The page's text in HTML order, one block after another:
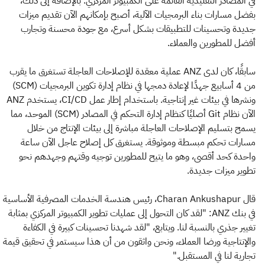
بفضل مسارات بناء البرمجيات الآلية، أصبح بإمكانهم الآن تقديم ميزات
جديدة وتحسينات للتطبيقات بشكل أسرع، مع جودة محسنة وتجارب
أفضل للمطورين والعملاء.
سابقًا، كان لدى ANZ عملية معقدة للإصلاحات العاجلة تستغرق ما يقرب
من 4 أسابيع جهدًا لإعادة دمجها في نظام إدارة تكوين البرمجيات (SCM)
ونشرها في بيئات غير إنتاجية. باستخدام إطار عمل CI/CD، يستخدم ANZ
الآن نظام Git أصليًا كنظام إدارة التحكم في المصادر (SCM) الموحد، مما
يسمح بتسليم الإصلاحات العاجلة مباشرة إلى بيئات الإنتاج من خلال
مسارات تحكم مبسطة وموثوقة. يستغرق كل إصلاح عاجل الآن ساعة
واحدة كحد أقصى، وهو ما يتيح للمطورين توجيه وقتهم وجهدهم نحو
تطوير ميزات جديدة.
قال Charan Ankushapur، رئيس هندسة الخدمات المصرفية الأساسية
في بنك ANZ: "لقد كان التحول إلى عمليات تطوير الكمبيوتر المركزي بمثابة
تغيير جذري بالنسبة لنا. ويتابع، "لقد شهدنا تحسينات كبيرة في الكفاءة
والإنتاجية ورضا العملاء، ونحن واثقون من أن هذا سيستمر في تحقيق قيمة
تجارية لنا في المستقبل."